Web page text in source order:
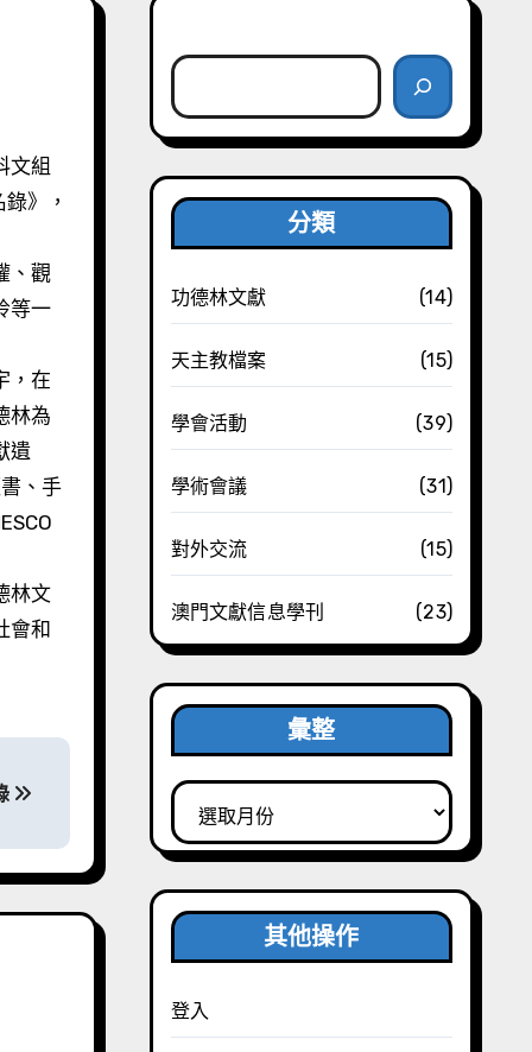
》，
、觀
等一
，在
林為
遺
、手
林文
會和
分類
功德林文獻 (14)
天主教檔案 (15)
學會活動 (39)
學術會議 (31)
對外交流 (15)
澳門文獻信息學刊 (23)
彙整
彙
整
其他操作
登入